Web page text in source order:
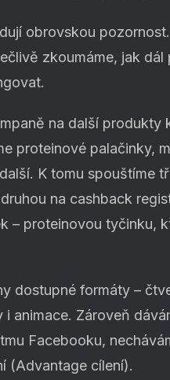
obrovskou
zkoumáme, jak
na další produkty
proteinové palačinky,
K tomu spouštíme
na cashback
– proteinovou tyčinku,
dostupné formáty –
i animace. Zároveň
Facebooku,
(Advantage cílení).